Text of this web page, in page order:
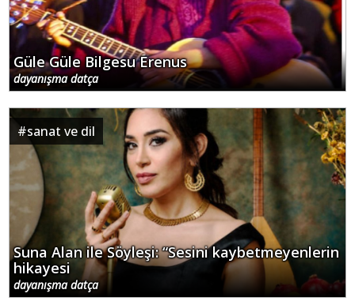
Güle Güle Bilgesu Erenus
dayanışma datça
#sanat ve dil
Suna Alan ile Söyleşi: “Sesini kaybetmeyenlerin
hikayesi
dayanışma datça